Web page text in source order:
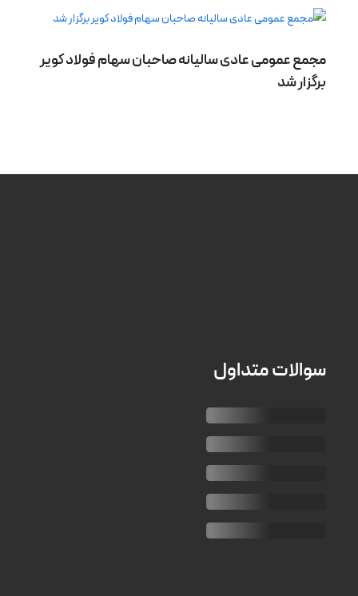
مجمع عمومی عادی سالیانه صاحبان سهام فولاد کویر
برگزار شد
سوالات متداول